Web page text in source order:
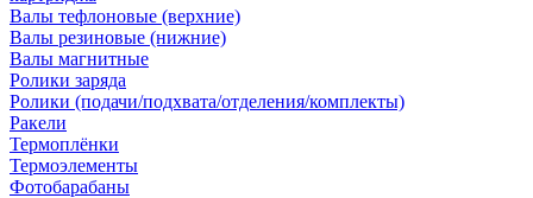
Валы тефлоновые (верхние)
Валы резиновые (нижние)
Валы магнитные
Ролики заряда
Ролики (подачи/подхвата/отделения/комплекты)
Ракели
Термоплёнки
Термоэлементы
Фотобарабаны